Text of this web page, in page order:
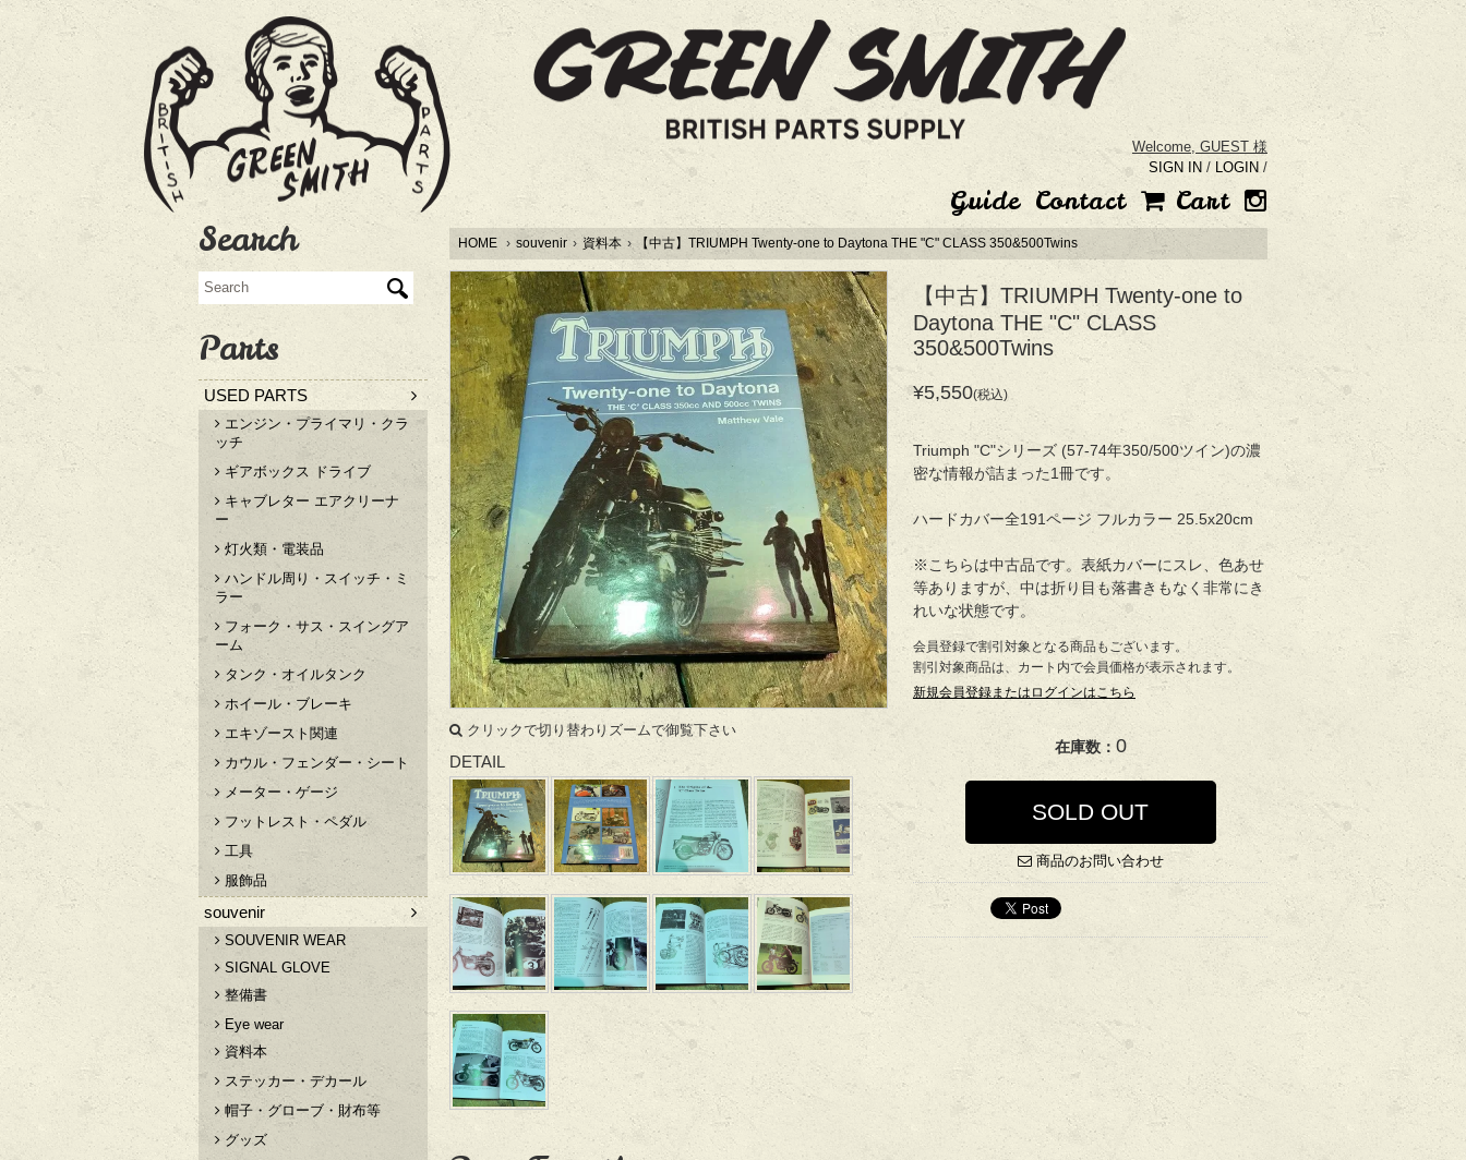
Welcome, GUEST 様
SIGN IN / LOGIN /
Guide Contact Cart
HOME › souvenir › 資料本 › 【中古】TRIUMPH Twenty-one to Daytona THE "C" CLASS 350&500Twins
【中古】TRIUMPH Twenty-one to
Daytona THE "C" CLASS
350&500Twins
¥5,550(税込)
Triumph "C"シリーズ (57-74年350/500ツイン)の濃
密な情報が詰まった1冊です。
ハードカバー全191ページ フルカラー 25.5x20cm
※こちらは中古品です。表紙カバーにスレ、色あせ
等ありますが、中は折り目も落書きもなく非常にき
れいな状態です。
会員登録で割引対象となる商品もございます。
割引対象商品は、カート内で会員価格が表示されます。
新規会員登録またはログインはこちら
在庫数： 0
SOLD OUT
商品のお問い合わせ
クリックで切り替わりズームで御覧下さい
DETAIL
Search
Parts
USED PARTS
エンジン・プライマリ・クラ
ッチ
ギアボックス ドライブ
キャブレター エアクリーナ
ー
灯火類・電装品
ハンドル周り・スイッチ・ミ
ラー
フォーク・サス・スイングア
ーム
タンク・オイルタンク
ホイール・ブレーキ
エキゾースト関連
カウル・フェンダー・シート
メーター・ゲージ
フットレスト・ペダル
工具
服飾品
souvenir
SOUVENIR WEAR
SIGNAL GLOVE
整備書
Eye wear
資料本
ステッカー・デカール
帽子・グローブ・財布等
グッズ